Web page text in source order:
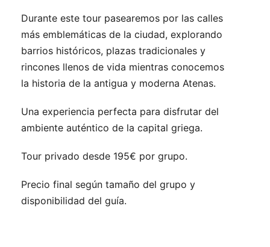
Durante este tour pasearemos por las calles
más emblemáticas de la ciudad, explorando
barrios históricos, plazas tradicionales y
rincones llenos de vida mientras conocemos
la historia de la antigua y moderna Atenas.
Una experiencia perfecta para disfrutar del
ambiente auténtico de la capital griega.
Tour privado desde 195€ por grupo.
Precio final según tamaño del grupo y
disponibilidad del guía.